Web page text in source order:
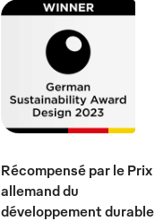
Récompensé par le Prix
allemand du
développement durable